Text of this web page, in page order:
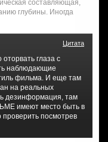
составляющая,
глубины. Иногда
Цитата
глаза с
наблюдающие
фильма. И еще там
на реальных
дезинформация, там
имеют место быть в
проверить посмотрев